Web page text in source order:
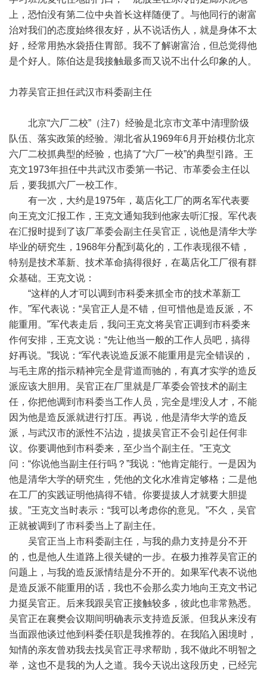
上，恐怕没有第二位中央首长这样随便了。与他同行的谢富
治对我们的态度始终很友好，从不说话伤人，就是身体不太
好，经常用热水袋捂住胃部。我不了解谢富治，但总觉得他
是个好人。陈伯达是我接触最多而又说不出什么印象的人。
力荐吴官正担任武汉市科委副主任
北京“六厂二校”（注7）经验是北京市文革中清理阶级
队伍、落实政策的经验。湖北省从1969年6月开始模仿北京
六厂二校抓典型的经验，也搞了“六厂一校”的典型引路。王
克文1973年担任中共武汉市委第一书记、市革委会主任以
后，要我抓六厂一校工作。
有一次，大约是1975年，葛店化工厂的两名军代表要
向王克文汇报工作，王克文通知我到他家去听汇报。军代表
在汇报时提到了该厂革委会副主任吴官正，说他是清华大学
毕业的研究生，1968年分配到葛化的，工作表现很不错，
特别是技术革新、技术革命搞得很好，在葛店化工厂很有群
众基础。王克文说：
“这样的人才可以调到市科委来抓全市的技术革新工
作。”军代表说：“吴官正人是不错，但可惜他是造反派，不
能重用。”军代表走后，我问王克文将吴官正调到市科委来
作何安排，王克文说：“先让他当一般的工作人员吧，搞得
好再说。”我说：“军代表说造反派不能重用是完全错误的，
与毛主席的指示精神完全是背道而驰的，有真才实学的造反
派应该大胆用。吴官正在厂里就是厂革委会管技术的副主
任，你把他调到市科委当工作人员，完全是埋没人才，不能
因为他是造反派就进行打压。再说，他是清华大学的造反
派，与武汉市的派性不沾边，提拔吴官正不会引起任何非
议。你要调他到市科委来，至少当个副主任。”王克文
问：“你说他当副主任行吗？”我说：“他肯定能行。一是因为
他是清华大学的研究生，凭他的文化水准肯定够格；二是他
在工厂的实践证明他搞得不错。你要提拔人才就要大胆提
拔。”王克文当时表示：“我可以考虑你的意见。”不久，吴官
正就被调到了市科委当上了副主任。
吴官正当上市科委副主任，与我的鼎力支持是分不开
的，也是他人生道路上很关键的一步。在极力推荐吴官正的
问题上，与我的造反派情结是分不开的。如果军代表不说他
是造反派不能重用的话，我也不会那么卖力地向王克文书记
力挺吴官正。后来我跟吴官正接触较多，彼此也非常熟悉。
吴官正在襄樊会议期间明确表示支持造反派。但我从来没有
当面跟他谈过他到科委任职是我推荐的。在我陷入困境时，
知情的亲友曾劝我去找吴官正寻求帮助，我不做此不明智之
举，这也不是我的为人之道。我今天说出这段历史，已经完